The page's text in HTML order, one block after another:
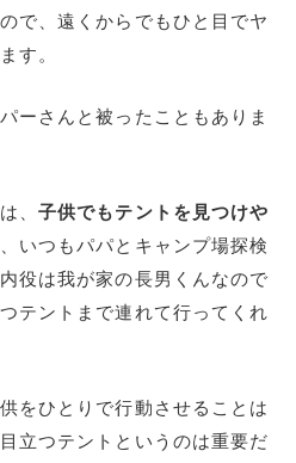
で、遠くからでもひと目でヤ
す。
ーさんと被ったこともありま
、 子供でもテントを見つけや
いつもパパとキャンプ場探検
役は我が家の長男くんなので
テントまで連れて行ってくれ
をひとりで行動させることは
立つテントというのは重要だ